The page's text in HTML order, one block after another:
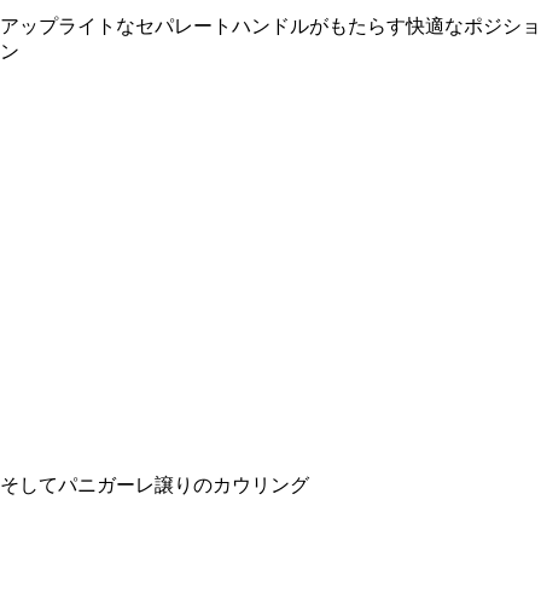
アップライトなセパレートハンドルがもたらす快適なポジショ
ン
そしてパニガーレ譲りのカウリング